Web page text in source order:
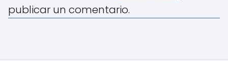
publicar un comentario.